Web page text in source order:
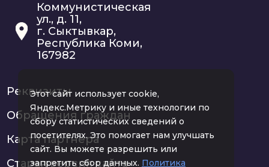
Коммунистическая
ул., д. 11,
г. Сыктывкар,
Республика Коми,
167982
Реквизиты
Обращения граждан
Карта партнера
Старая версия сайта
Этот сайт использует cookie,
Яндекс.Метрику и иные технологии по
сбору статистических сведений о
посетителях. Это помогает нам улучшать
сайт. Вы можете разрешить или
запретить сбор данных. Политика